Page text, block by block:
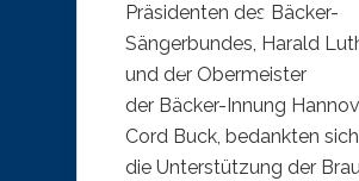
Präsidenten des Bäcker-
Sängerbundes, Harald
und der Obermeister
der Bäcker-Innung
Cord Buck, bedankten
die Unterstützung der